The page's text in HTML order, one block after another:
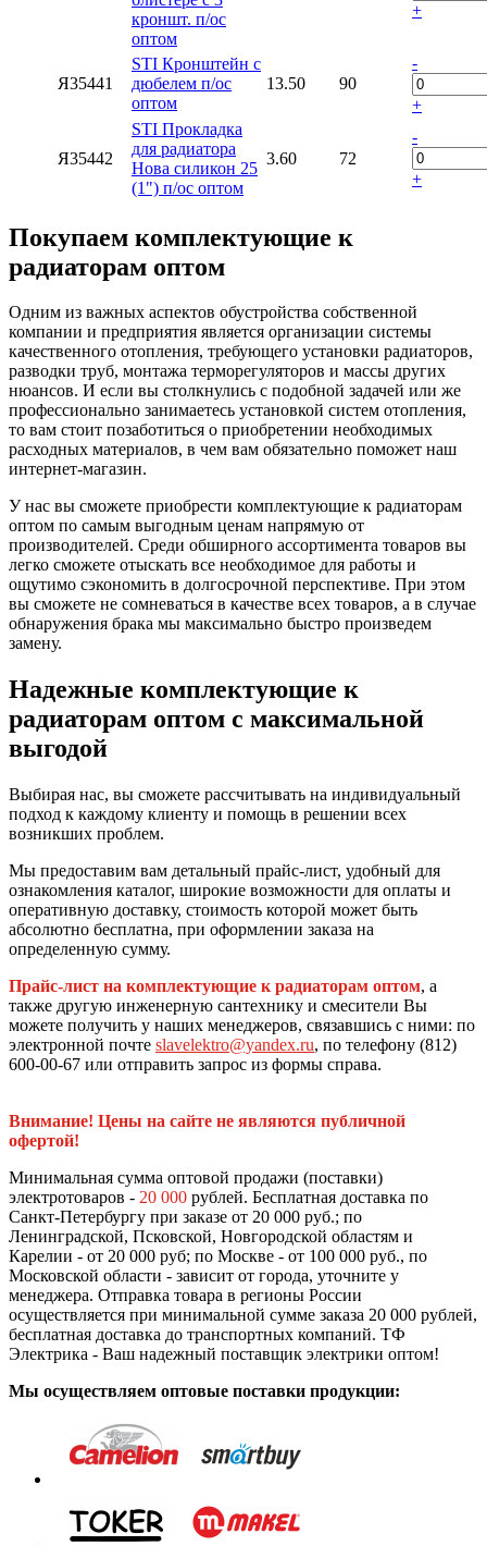
кроншт. п/ос
оптом
+
Я35441
STI Кронштейн с
дюбелем п/ос
оптом
13.50 90
-
+
Я35442
STI Прокладка
для радиатора
Нова силикон 25
(1") п/ос оптом
3.60 72
-
+
Покупаем комплектующие к
радиаторам оптом
Одним из важных аспектов обустройства собственной
компании и предприятия является организации системы
качественного отопления, требующего установки радиаторов,
разводки труб, монтажа терморегуляторов и массы других
нюансов. И если вы столкнулись с подобной задачей или же
профессионально занимаетесь установкой систем отопления,
то вам стоит позаботиться о приобретении необходимых
расходных материалов, в чем вам обязательно поможет наш
интернет-магазин.
У нас вы сможете приобрести комплектующие к радиаторам
оптом по самым выгодным ценам напрямую от
производителей. Среди обширного ассортимента товаров вы
легко сможете отыскать все необходимое для работы и
ощутимо сэкономить в долгосрочной перспективе. При этом
вы сможете не сомневаться в качестве всех товаров, а в случае
обнаружения брака мы максимально быстро произведем
замену.
Надежные комплектующие к
радиаторам оптом с максимальной
выгодой
Выбирая нас, вы сможете рассчитывать на индивидуальный
подход к каждому клиенту и помощь в решении всех
возникших проблем.
Мы предоставим вам детальный прайс-лист, удобный для
ознакомления каталог, широкие возможности для оплаты и
оперативную доставку, стоимость которой может быть
абсолютно бесплатна, при оформлении заказа на
определенную сумму.
Прайс-лист на комплектующие к радиаторам оптом, а
также другую инженерную сантехнику и смесители Вы
можете получить у наших менеджеров, связавшись с ними: по
электронной почте slavelektro@yandex.ru, по телефону (812)
600-00-67 или отправить запрос из формы справа.
Внимание! Цены на сайте не являются публичной
офертой!
Минимальная сумма оптовой продажи (поставки)
электротоваров - 20 000 рублей. Бесплатная доставка по
Санкт-Петербургу при заказе от 20 000 руб.; по
Ленинградской, Псковской, Новгородской областям и
Карелии - от 20 000 руб; по Москве - от 100 000 руб., по
Московской области - зависит от города, уточните у
менеджера. Отправка товара в регионы России
осуществляется при минимальной сумме заказа 20 000 рублей,
бесплатная доставка до транспортных компаний. ТФ
Электрика - Ваш надежный поставщик электрики оптом!
Мы осуществляем оптовые поставки продукции: